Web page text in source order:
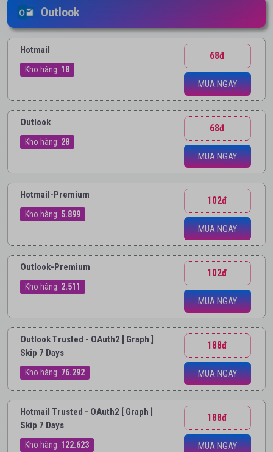
Outlook
Hotmail
Kho hàng: 18
68đ
MUA NGAY
Outlook
Kho hàng: 28
68đ
MUA NGAY
Hotmail-Premium
Kho hàng: 5.899
102đ
MUA NGAY
Outlook-Premium
Kho hàng: 2.511
102đ
MUA NGAY
Outlook Trusted - OAuth2 [ Graph ]
Skip 7 Days
Kho hàng: 76.292
188đ
MUA NGAY
Hotmail Trusted - OAuth2 [ Graph ]
Skip 7 Days
Kho hàng: 122.623
188đ
MUA NGAY